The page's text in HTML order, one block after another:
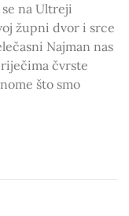
se na Ultreji
župni dvor i srce
Najman nas
čvrste
što smo